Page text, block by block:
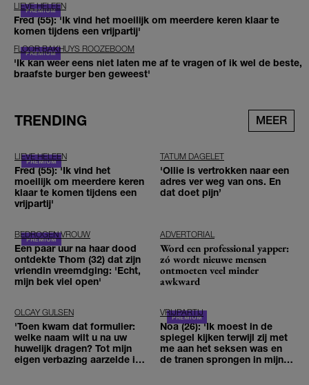
LIEVE HELEEN
Fred (55): 'Ik vind het moeilijk om meerdere keren klaar te
komen tijdens een vrijpartij'
FLOOR BAKHUYS ROOZEBOOM
'Ik kan weer eens niet laten me af te vragen of ik wel de beste,
braafste burger ben geweest'
TRENDING MEER
LIEVE HELEEN
Fred (55): 'Ik vind het
moeilijk om meerdere keren
klaar te komen tijdens een
vrijpartij'
TATUM DAGELET
'Ollie is vertrokken naar een
adres ver weg van ons. En
dat doet pijn’
BEDROGEN VROUW
Een paar uur na haar dood
ontdekte Thom (32) dat zijn
vriendin vreemdging: 'Echt,
mijn bek viel open'
ADVERTORIAL
Word een professional yapper:
zó wordt nieuwe mensen
ontmoeten veel minder
awkward
OLCAY GULSEN
'Toen kwam dat formulier:
welke naam wilt u na uw
huwelijk dragen? Tot mijn
eigen verbazing aarzelde ik
VRIJPARTIJ
Noa (26): 'Ik moest in de
spiegel kijken terwijl zij met
me aan het seksen was en
de tranen sprongen in mijn